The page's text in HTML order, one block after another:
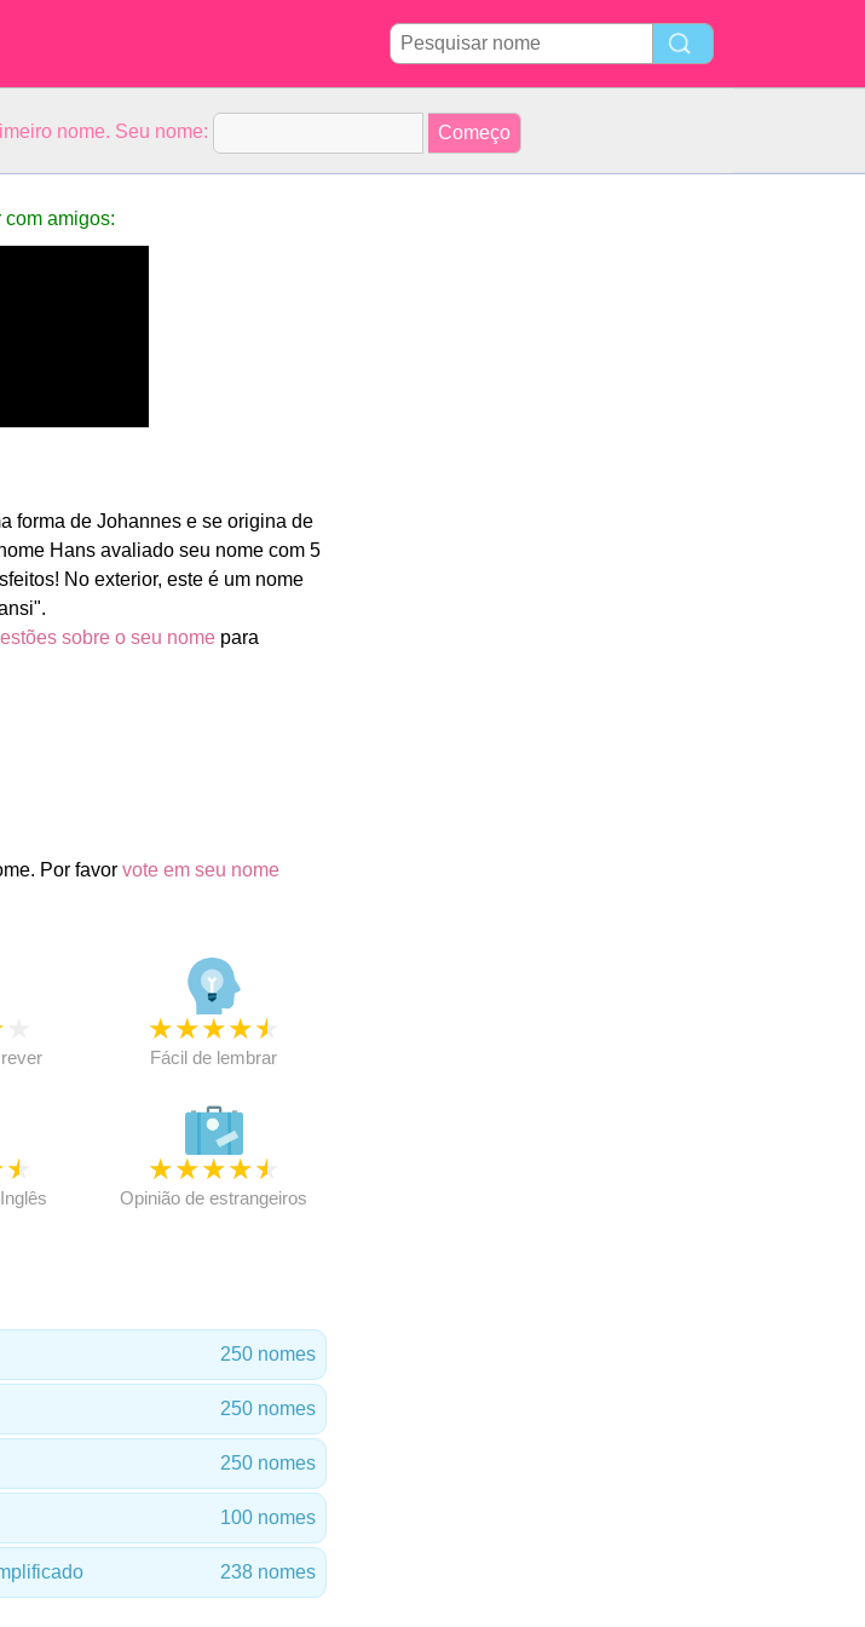
nome. Seu nome:
com amigos:
forma de Johannes e se origina de
Hans avaliado seu nome com 5
No exterior, este é um nome
sobre o seu nomepara
Por favor vote em seu nome
★★★★★
Fácil de lembrar
★ ★★★★★
Opinião de estrangeiros
250 nomes
250 nomes
250 nomes
100 nomes
238 nomes